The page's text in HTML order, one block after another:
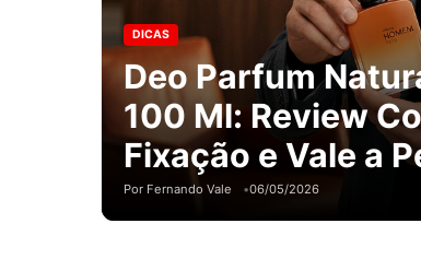
DICAS
Deo Parfum
100 Ml: Review
Fixação e Vale a
Por Fernando Vale 06/05/2026